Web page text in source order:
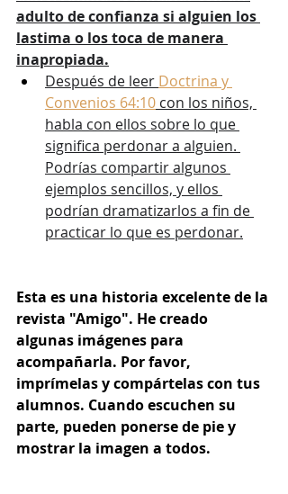
adulto de confianza si alguien los
lastima o los toca de manera
inapropiada.
Después de leer Doctrina y
Convenios 64:10 con los niños,
habla con ellos sobre lo que
significa perdonar a alguien.
Podrías compartir algunos
ejemplos sencillos, y ellos
podrían dramatizarlos a fin de
practicar lo que es perdonar.
Esta es una historia excelente de la
revista "Amigo". He creado
algunas imágenes para
acompañarla. Por favor,
imprímelas y compártelas con tus
alumnos. Cuando escuchen su
parte, pueden ponerse de pie y
mostrar la imagen a todos.